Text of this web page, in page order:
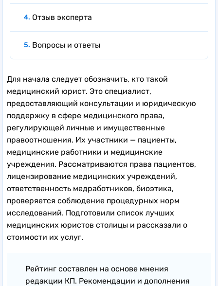
Отзыв эксперта
Вопросы и ответы
Для начала следует обозначить, кто такой
медицинский юрист. Это специалист,
предоставляющий консультации и юридическую
поддержку в сфере медицинского права,
регулирующей личные и имущественные
правоотношения. Их участники — пациенты,
медицинские работники и медицинские
учреждения. Рассматриваются права пациентов,
лицензирование медицинских учреждений,
ответственность медработников, биоэтика,
проверяется соблюдение процедурных норм
исследований. Подготовили список лучших
медицинских юристов столицы и рассказали о
стоимости их услуг.
Рейтинг составлен на основе мнения
редакции КП. Рекомендации и дополнения